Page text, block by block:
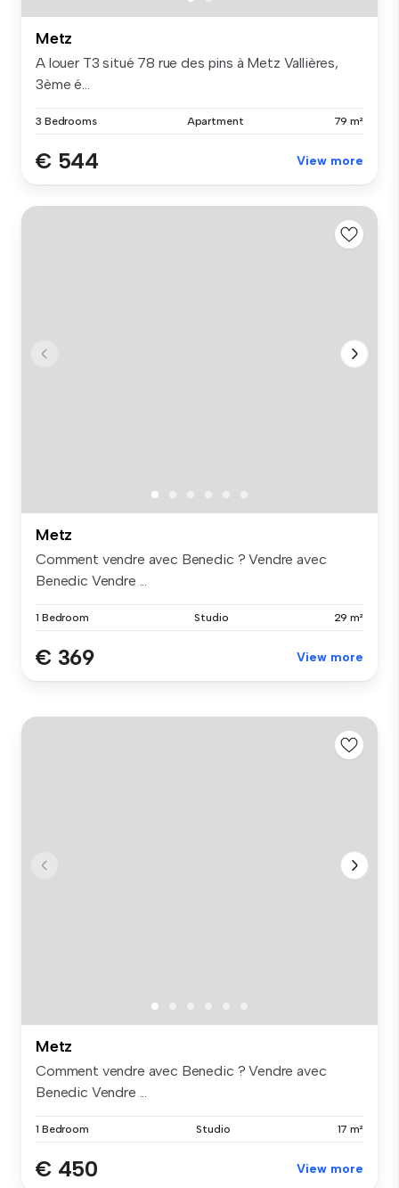
Metz
A louer T3 situé 78 rue des pins à Metz Vallières,
3ème é...
3 Bedrooms Apartment 79 m²
€ 544 View more
Metz
Comment vendre avec Benedic ? Vendre avec
Benedic Vendre ...
1 Bedroom Studio 29 m²
€ 369 View more
Metz
Comment vendre avec Benedic ? Vendre avec
Benedic Vendre ...
1 Bedroom Studio 17 m²
€ 450 View more